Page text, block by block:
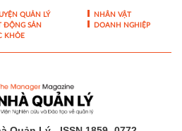
QUẢN LÝ
NHÂN VẬT
ĐỘNG SẢN
DOANH NGHIỆP
KHỎE